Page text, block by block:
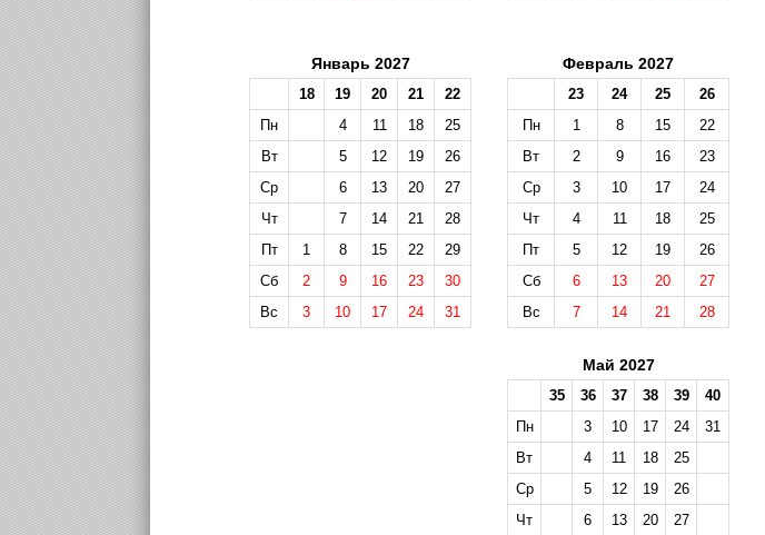
Январь 2027
18 19 20 21
22
Пн
4 11 18
25
Вт
5 12 19
26
Ср
6 13 20
27
Чт
7 14 21
28
Пт
1 8 15 22
29
Сб
2 9 16 23
30
Вс
3 10 17 24 31
Февраль 2027
23 24 25
26
Пн
1 8 15
22
Вт
2 9 16
23
Ср
3 10 17
24
Чт
4 11 18
25
Пт
5 12 19
26
Сб
6 13 20
27
Вс
7 14 21 28
Май 2027
35 36 37 38 39
40
Пн
3 10 17 24
31
Вт
4 11 18
25
Ср
5 12 19
26
Чт
6 13 20 27